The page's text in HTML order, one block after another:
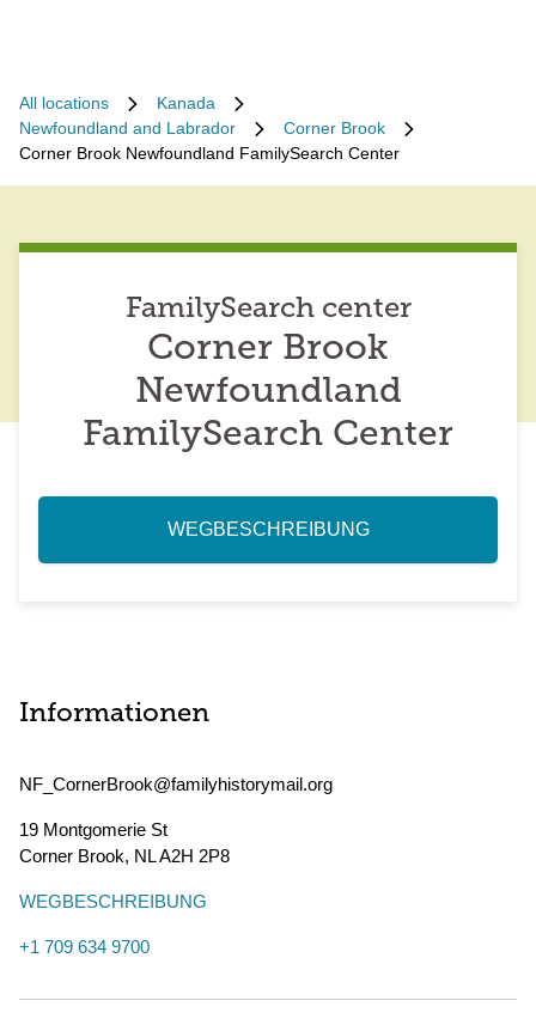
All locations
Kanada
Newfoundland and Labrador
Corner Brook
Corner Brook Newfoundland FamilySearch Center
FamilySearch center
Corner Brook
Newfoundland
FamilySearch Center
WEGBESCHREIBUNG
Informationen
NF_CornerBrook@familyhistorymail.org
19 Montgomerie St
Corner Brook, NLA2H 2P8
WEGBESCHREIBUNG
+1 709 634 9700